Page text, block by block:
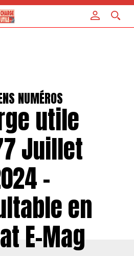
NUMÉROS
utile
Juillet
–
en
E-Mag